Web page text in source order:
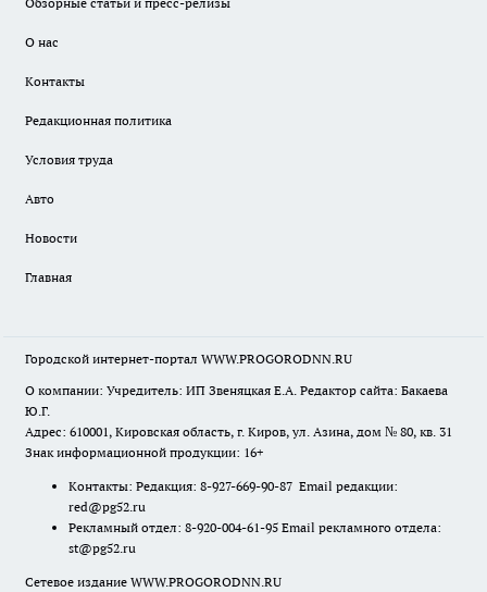
О нас
Контакты
Редакционная политика
Условия труда
Авто
Новости
Главная
Городской интернет-портал WWW.PROGORODNN.RU
О компании: Учредитель: ИП Звеняцкая Е.А. Редактор сайта: Бакаева
Ю.Г.
Адрес: 610001, Кировская область, г. Киров, ул. Азина, дом № 80, кв. 31
Знак информационной продукции: 16+
Контакты: Редакция: 8-927-669-90-87 Email редакции:
red@pg52.ru
Рекламный отдел: 8-920-004-61-95 Email рекламного отдела:
st@pg52.ru
Сетевое издание WWW.PROGORODNN.RU